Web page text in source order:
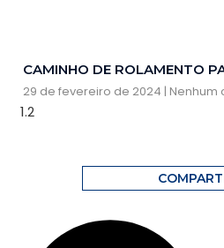
CAMINHO DE ROLAMENTO
29 de fevereiro de 2024 Nenhum